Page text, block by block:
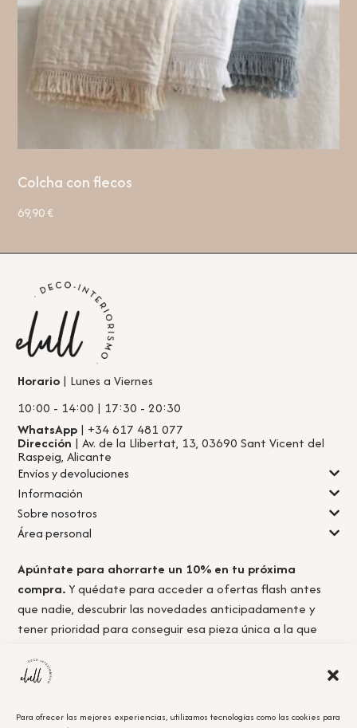
Para ofrecer las mejores experiencias, utilizamos tecnologías como las cookies para
Colcha con flecos
69,90€
Horario | Lunes a Viernes
10:00 - 14:00 | 17:30 - 20:30
WhatsApp | +34 617 481 077
Dirección | Av. de la Llibertat, 13, 03690 Sant Vicent del
Raspeig, Alicante
Envíos y devoluciones
Información
Sobre nosotros
Área personal
Apúntate para ahorrarte un 10% en tu próxima
compra.Y quédate para acceder a ofertas flash antes
que nadie, descubrir las novedades anticipadamente y
tener prioridad para conseguir esa pieza única a la que